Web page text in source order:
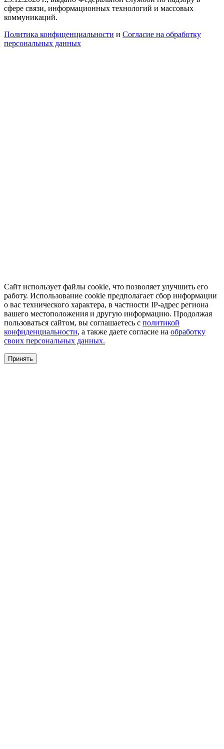
сфере связи, информационных технологий и массовых
коммуникаций.
Политика конфиценциальности и Согласие на обработку
персональных данных
Сайт использует файлы cookie, что позволяет улучшить его
работу. Использование cookie предполагает сбор информации
о вас технического характера, в частности IP-адрес региона
вашего местоположения и другую информацию. Продолжая
пользоваться сайтом, вы соглашаетесь с политикой
конфиденциальности, а также даете согласие на обработку
своих персональных данных.
Принять